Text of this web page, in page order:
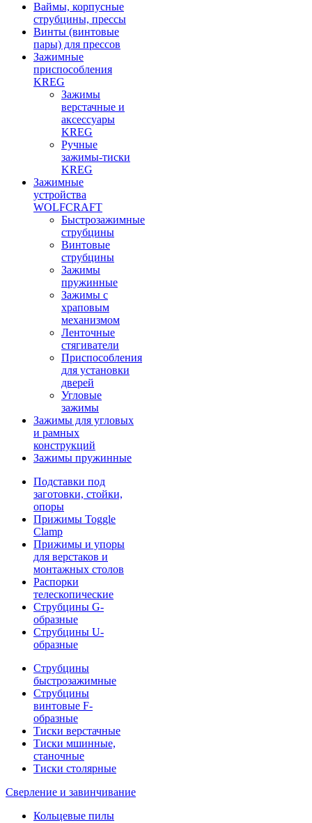
Ваймы, корпусные
струбцины, прессы
Винты (винтовые
пары) для прессов
Зажимные
приспособления
KREG
Зажимы
верстачные и
аксессуары
KREG
Ручные
зажимы-тиски
KREG
Зажимные
устройства
WOLFCRAFT
Быстрозажимные
струбцины
Винтовые
струбцины
Зажимы
пружинные
Зажимы с
храповым
механизмом
Ленточные
стягиватели
Приспособления
для установки
дверей
Угловые
зажимы
Зажимы для угловых
и рамных
конструкций
Зажимы пружинные
Подставки под
заготовки, стойки,
опоры
Прижимы Toggle
Clamp
Прижимы и упоры
для верстаков и
монтажных столов
Распорки
телескопические
Струбцины G-
образные
Струбцины U-
образные
Струбцины
быстрозажимные
Струбцины
винтовые F-
образные
Тиски верстачные
Тиски мшинные,
станочные
Тиски столярные
Сверление и завинчивание
Кольцевые пилы